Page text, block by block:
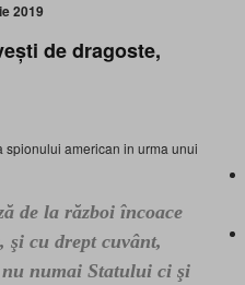
2019
de dragoste,
spionului american in urma unui
de la război încoace
şi cu drept cuvânt,
numai Statului ci şi